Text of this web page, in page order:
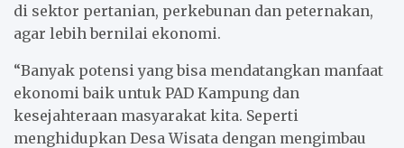
di sektor pertanian, perkebunan dan peternakan,
agar lebih bernilai ekonomi.
“Banyak potensi yang bisa mendatangkan manfaat
ekonomi baik untuk PAD Kampung dan
kesejahteraan masyarakat kita. Seperti
menghidupkan Desa Wisata dengan mengimbau